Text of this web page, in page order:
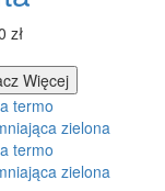
zł
Więcej